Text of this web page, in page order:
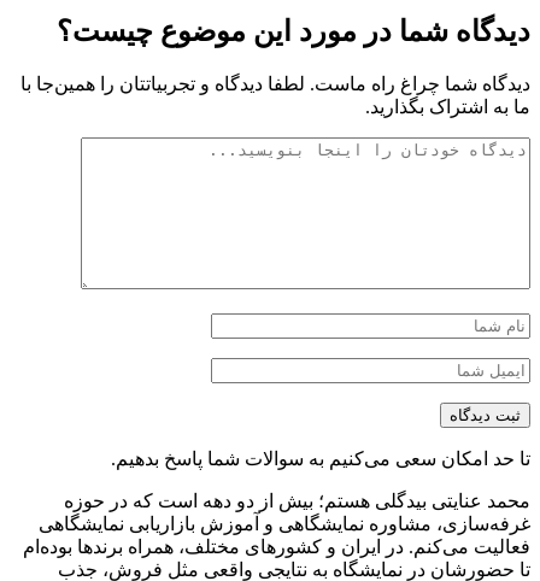
دیدگاه شما در مورد این موضوع چیست؟
دیدگاه شما چراغ راه ماست. لطفا دیدگاه و تجربیاتتان را همین‌جا با
ما به اشتراک بگذارید.
تا حد امکان سعی می‌کنیم به سوالات شما پاسخ بدهیم.
محمد عنایتی بیدگلی هستم؛ بیش از دو دهه است که در حوزه
غرفه‌سازی، مشاوره نمایشگاهی و آموزش بازاریابی نمایشگاهی
فعالیت می‌کنم. در ایران و کشورهای مختلف، همراه برندها بوده‌ام
تا حضورشان در نمایشگاه به نتایجی واقعی مثل فروش، جذب